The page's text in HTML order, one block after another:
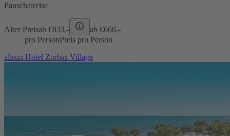
Pauschalreise
Alter Preisab €833,- ab €666,-
pro PersonPreis pro Person
allsun Hotel Zorbas Village